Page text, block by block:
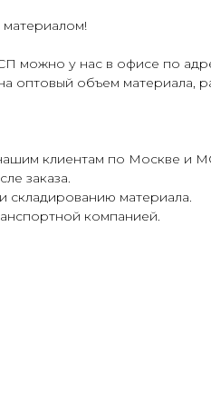
материалом!
можно у нас в офисе по
объем материала,
клиентам по Москве и
заказа.
складированию материала.
компанией.